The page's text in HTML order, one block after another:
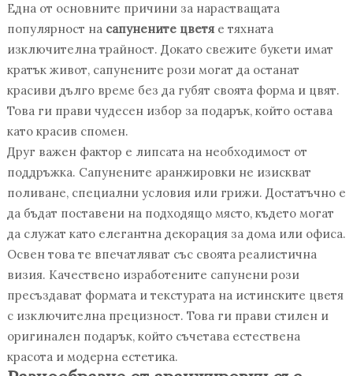
Една от основните причини за нарастващата
популярност на сапунените цветяе тяхната
изключителна трайност. Докато свежите букети имат
кратък живот, сапунените рози могат да останат
красиви дълго време без да губят своята форма и цвят.
Това ги прави чудесен избор за подарък, който остава
като красив спомен.
Друг важен фактор е липсата на необходимост от
поддръжка. Сапунените аранжировки не изискват
поливане, специални условия или грижи. Достатъчно е
да бъдат поставени на подходящо място, където могат
да служат като елегантна декорация за дома или офиса.
Освен това те впечатляват със своята реалистична
визия. Качествено изработените сапунени рози
пресъздават формата и текстурата на истинските цветя
с изключителна прецизност. Това ги прави стилен и
оригинален подарък, който съчетава естествена
красота и модерна естетика.